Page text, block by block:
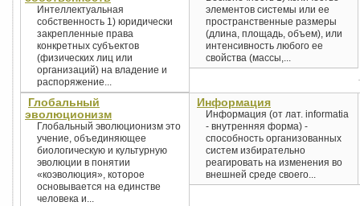
Интеллектуальная
собственность 1) юридически
закрепленные права
конкретных субъектов
(физических лиц или
организаций) на владение и
распоряжение...
элементов системы или ее
пространственные размеры
(длина, площадь, объем), или
интенсивность любого ее
свойства (массы,...
Глобальный
эволюционизм
Глобальный эволюционизм это
учение, объединяющее
биологическую и культурную
эволюции в понятии
«коэволюция», которое
основывается на единстве
человека и...
Информация
Информация (от лат. informatia
- внутренняя форма) -
способность организованных
систем избирательно
реагировать на изменения во
внешней среде своего...